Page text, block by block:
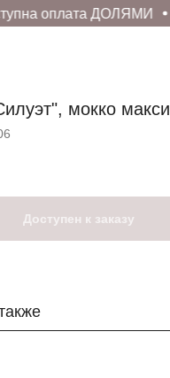
оплата ДОЛЯМИ
мокко макси